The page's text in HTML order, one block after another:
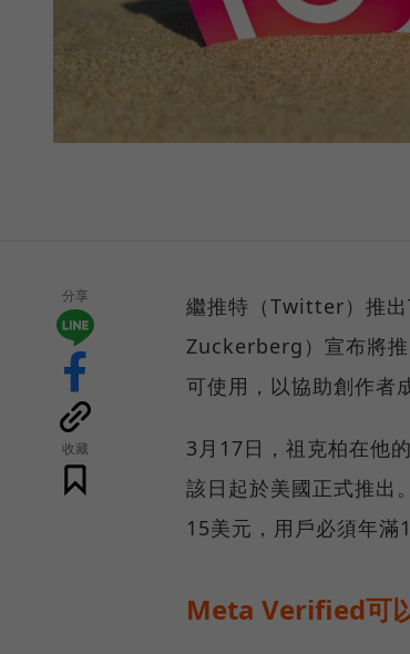
分享
收藏
繼推特（Twitter）推
Zuckerberg）宣布將
可使用，以協助創作者
3月17日，祖克柏在他
該日起於美國正式推出
15美元，用戶必須年滿
Meta Verified可